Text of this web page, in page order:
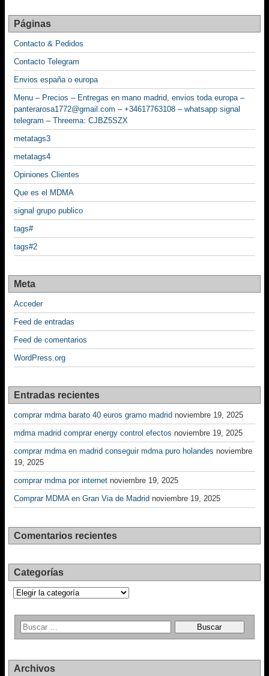
Páginas
Contacto & Pedidos
Contacto Telegram
Envios españa o europa
Menu – Precios – Entregas en mano madrid, envios toda europa –
panterarosa1772@gmail.com – +34617763108 – whatsapp signal
telegram – Threema: CJBZ5SZX
metatags3
metatags4
Opiniones Clientes
Que es el MDMA
signal grupo publico
tags#
tags#2
Meta
Acceder
Feed de entradas
Feed de comentarios
WordPress.org
Entradas recientes
comprar mdma barato 40 euros gramo madrid noviembre 19, 2025
mdma madrid comprar energy control efectos noviembre 19, 2025
comprar mdma en madrid conseguir mdma puro holandes noviembre
19, 2025
comprar mdma por internet noviembre 19, 2025
Comprar MDMA en Gran Via de Madrid noviembre 19, 2025
Comentarios recientes
Categorías
Categorías
Archivos